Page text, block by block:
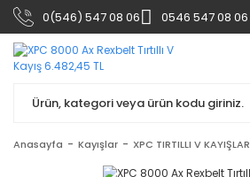
0(546) 547 08 06 0546 547 08 06
Anasayfa Kayışlar XPC TIRTILLI V KAYIŞLAR